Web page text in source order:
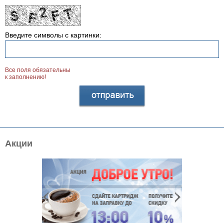
Акции
Введите символы с картинки:
Все поля обязательны
к заполнению!